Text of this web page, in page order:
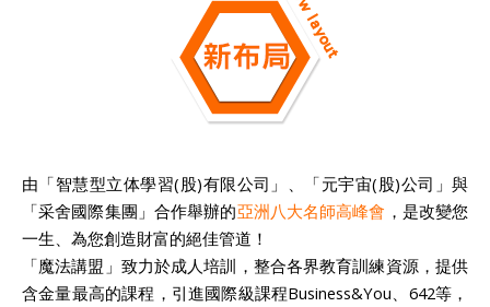
由「智慧型立体學習(股)有限公司」、「元宇宙(股)公司」與
「采舍國際集團」合作舉辦的亞洲八大名師高峰會 ，是改變您
一生、為您創造財富的絕佳管道！
「魔法講盟」致力於成人培訓，整合各界教育訓練資源，提供
含金量最高的課程，引進國際級課程Business&You、642等，